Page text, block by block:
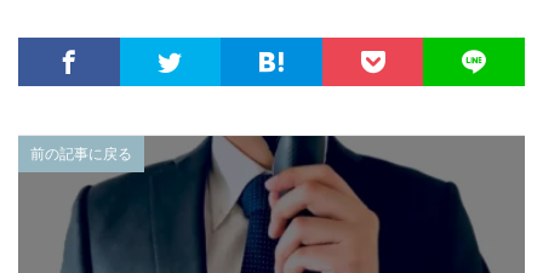
前の記事に戻る